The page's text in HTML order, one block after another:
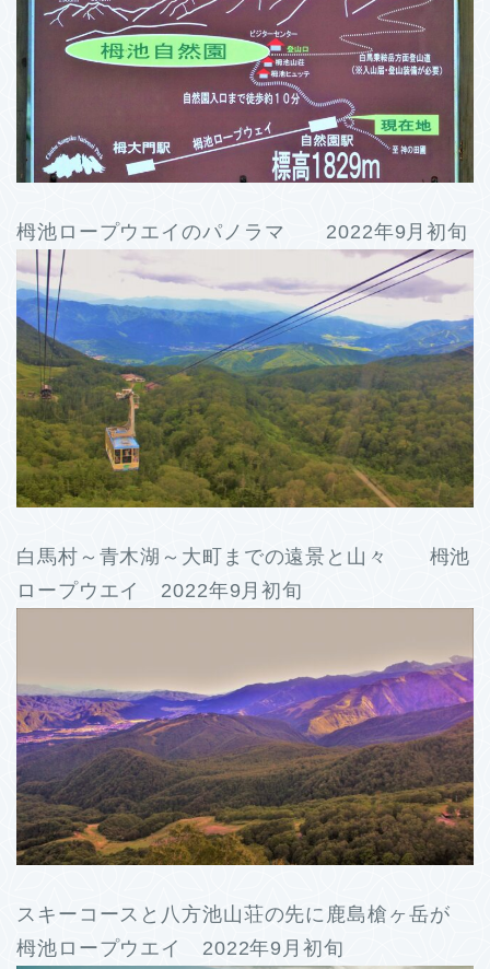
栂池ロープウエイのパノラマ 2022年9月初旬
白馬村～青木湖～大町までの遠景と山々 栂池
ロープウエイ 2022年9月初旬
スキーコースと八方池山荘の先に鹿島槍ヶ岳が
栂池ロープウエイ 2022年9月初旬